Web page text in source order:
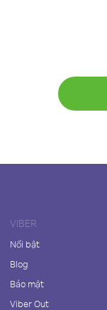
VIBER
Nổi bật
Blog
Bảo mật
Viber Out